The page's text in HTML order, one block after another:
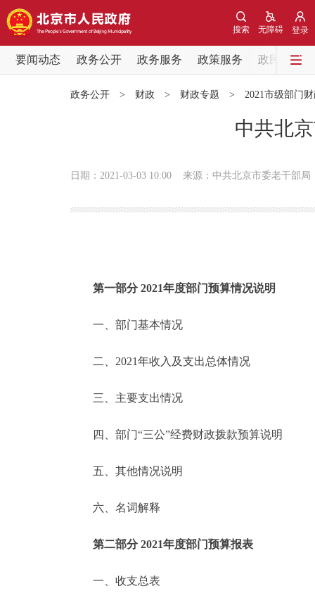
登录
无障碍
搜索
要闻动态 政务公开 政务服务 政策服务
政民互动
便民服务
中介服务
政民互动
12345网上接诉即办
政务公开 > 财政 > 财政专题 > 2021市级部门
中共北
日期：2021-03-03 10:00 来源：中共北京市委老干部局
第一部分 2021年度部门预算情况说明
一、部门基本情况
二、2021年收入及支出总体情况
三、主要支出情况
四、部门“三公”经费财政拨款预算说明
五、其他情况说明
六、名词解释
第二部分 2021年度部门预算报表
一、收支总表